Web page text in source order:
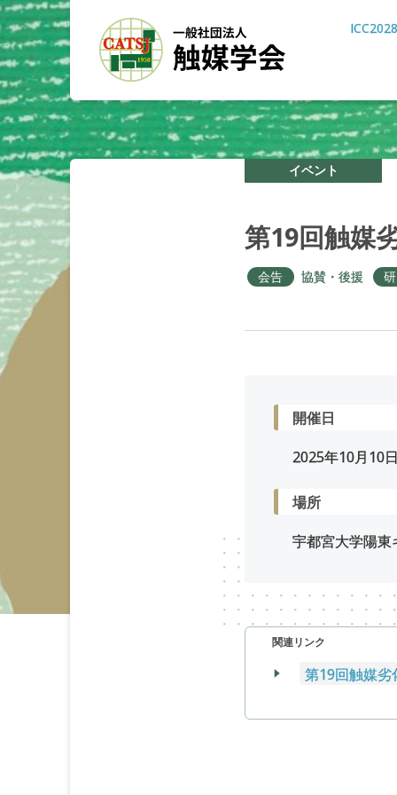
イベント
第19回触媒
会告 協賛・後援
開催日
2025年10月10
場所
宇都宮大学陽
関連リンク
第19回触媒劣